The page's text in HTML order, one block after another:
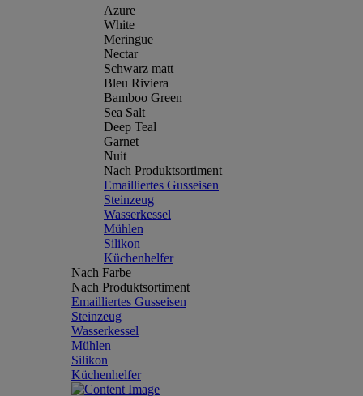
Azure
White
Meringue
Nectar
Schwarz matt
Bleu Riviera
Bamboo Green
Sea Salt
Deep Teal
Garnet
Nuit
Nach Produktsortiment
Emailliertes Gusseisen
Steinzeug
Wasserkessel
Mühlen
Silikon
Küchenhelfer
Nach Farbe
Nach Produktsortiment
Emailliertes Gusseisen
Steinzeug
Wasserkessel
Mühlen
Silikon
Küchenhelfer